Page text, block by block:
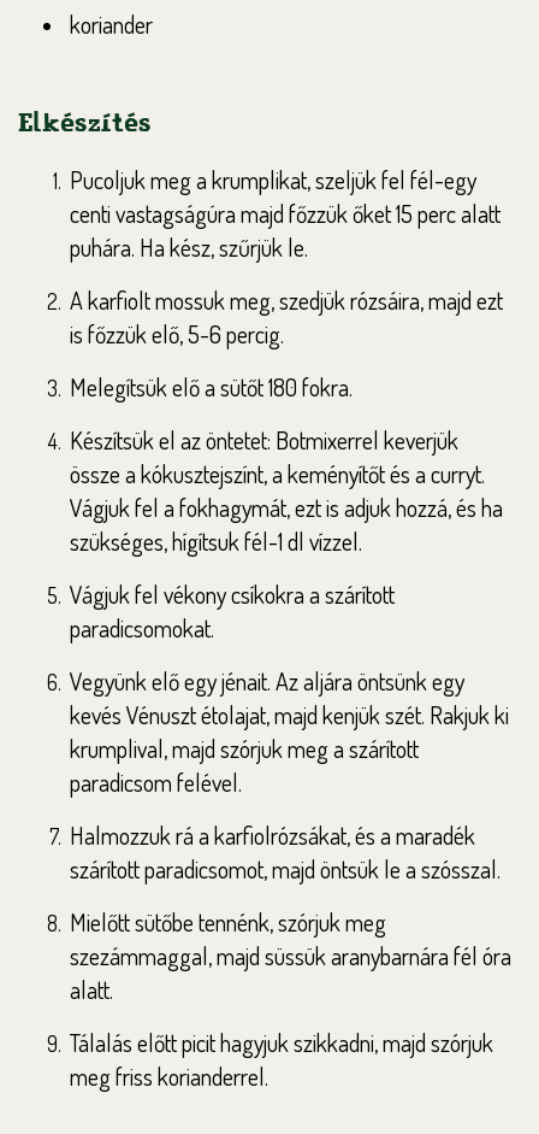
koriander
Elkészítés
Pucoljuk meg a krumplikat, szeljük fel fél-egy
centi vastagságúra majd főzzük őket 15 perc alatt
puhára. Ha kész, szűrjük le.
A karfiolt mossuk meg, szedjük rózsáira, majd ezt
is főzzük elő, 5-6 percig.
Melegítsük elő a sütőt 180 fokra.
Készítsük el az öntetet: Botmixerrel keverjük
össze a kókusztejszínt, a keményítőt és a curryt.
Vágjuk fel a fokhagymát, ezt is adjuk hozzá, és ha
szükséges, hígítsuk fél-1 dl vízzel.
Vágjuk fel vékony csíkokra a szárított
paradicsomokat.
Vegyünk elő egy jénait. Az aljára öntsünk egy
kevés Vénuszt étolajat, majd kenjük szét. Rakjuk ki
krumplival, majd szórjuk meg a szárított
paradicsom felével.
Halmozzuk rá a karfiolrózsákat, és a maradék
szárított paradicsomot, majd öntsük le a szósszal.
Mielőtt sütőbe tennénk, szórjuk meg
szezámmaggal, majd süssük aranybarnára fél óra
alatt.
Tálalás előtt picit hagyjuk szikkadni, majd szórjuk
meg friss korianderrel.